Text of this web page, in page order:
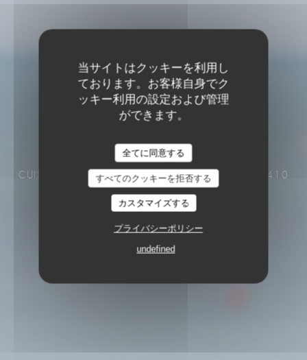
当サイトはクッキーを利用し
ております。お客様自身でク
ッキー利用の設定および管理
ができます。
全てに同意する
すべてのクッキーを拒否する
カスタマイズする
プライバシーポリシー
undefined
Le Café de la Plage
CUISINE DEMARCHÉ
3 BIS RUE DE PLAGE 22410
SAINT-QUAY-PORTRIEUX
Le Café de la Plage